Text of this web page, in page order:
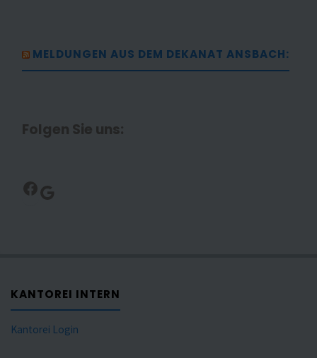
MELDUNGEN AUS DEM DEKANAT ANSBACH:
Folgen Sie uns:
Facebook
Google
KANTOREI INTERN
Kantorei Login